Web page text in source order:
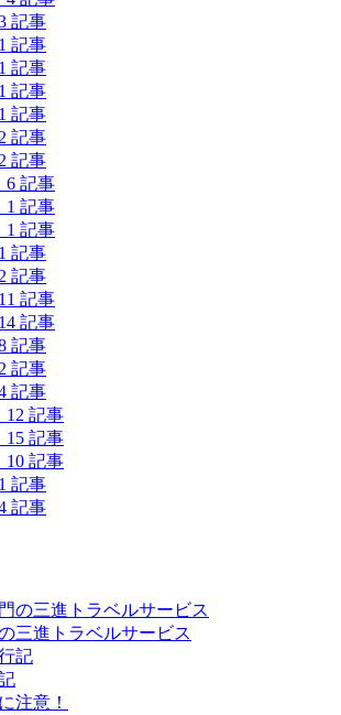
記事
1 記事
1 記事
1 記事
1 記事
記事
記事
6 記事
1 記事
1 記事
1 記事
記事
11 記事
14 記事
記事
記事
記事
12 記事
15 記事
10 記事
1 記事
記事
三進トラベルサービス